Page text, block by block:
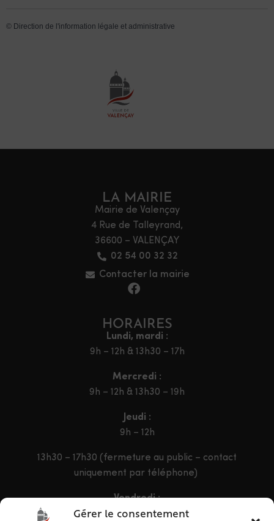
Gérer le consentement
© Direction de l'information légale et administrative
LA MAIRIE
Mairie de Valençay
4 Rue de Talleyrand,
36600 – VALENÇAY
02 54 00 32 32
Contacter la mairie
HORAIRES
Lundi, mardi :
9h – 12h & 13h30 – 17h
Mercredi :
9h – 12h & 13h30 – 19h
Jeudi :
9h – 12h
13h30 – 17h30 (fermeture au public – contact
uniquement par téléphone)
Vendredi :
9h – 12h & 13h30 – 16h30